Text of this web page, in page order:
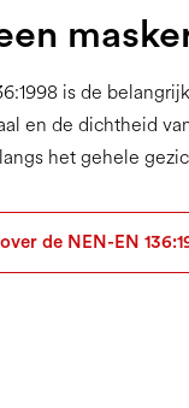
is de
en de dichtheid
het gehele
de NEN-EN